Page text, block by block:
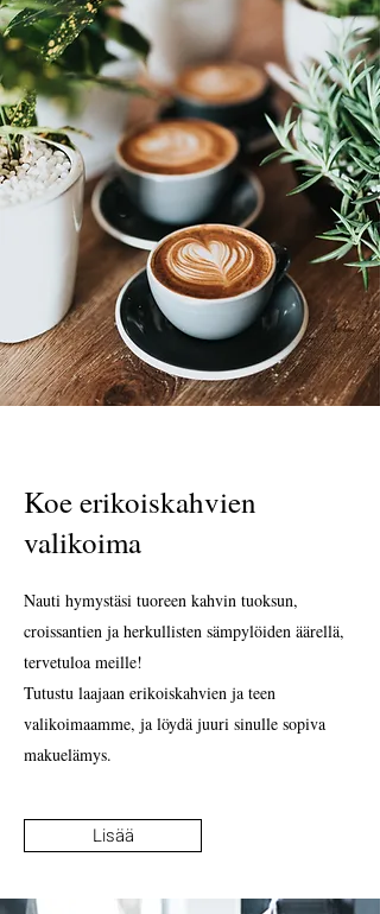
Koe erikoiskahvien
valikoima
Nauti hymystäsi tuoreen kahvin tuoksun,
croissantien ja herkullisten sämpylöiden äärellä,
tervetuloa meille!
Tutustu laajaan erikoiskahvien ja teen
valikoimaamme, ja löydä juuri sinulle sopiva
makuelämys.
Lisää